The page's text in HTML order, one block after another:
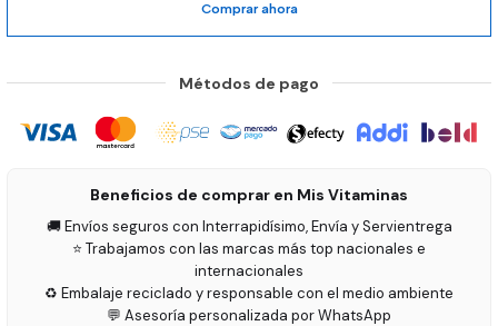
Comprar ahora
Métodos de pago
Beneficios de comprar en Mis Vitaminas
🚚 Envíos seguros con Interrapidísimo, Envía y Servientrega
⭐ Trabajamos con las marcas más top nacionales e
internacionales
♻️ Embalaje reciclado y responsable con el medio ambiente
💬 Asesoría personalizada por WhatsApp